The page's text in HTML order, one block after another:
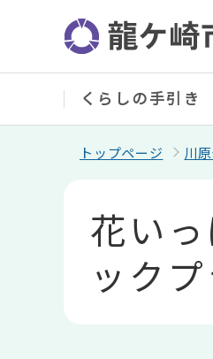
ジ
くらしの手引き
トップページ 川
花い
ック